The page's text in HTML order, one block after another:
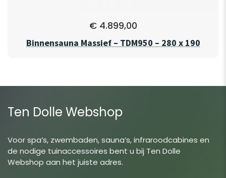
€4.899,00
Binnensauna Massief – TDM950 – 280 x 190
Ten Dolle Webshop
Voor spa’s, zwembaden, sauna’s, infraroodcabines en
de nodige tuinaccessoires bent u bij Ten Dolle
Webshop aan het juiste adres.